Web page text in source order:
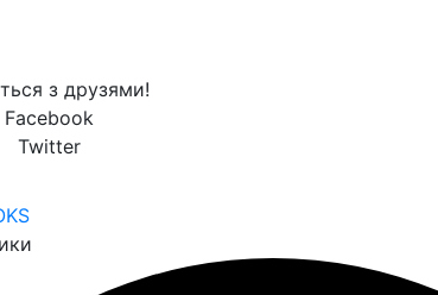
з друзями!
Facebook
Twitter